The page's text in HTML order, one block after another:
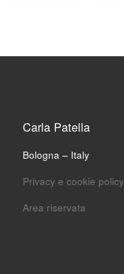
Carla Patella
Bologna – Italy
Privacy e cookie policy
Area riservata